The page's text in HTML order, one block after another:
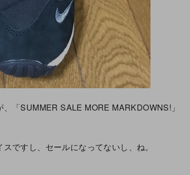
「SUMMER SALE MORE MARKDOWNS!」
ですし、セールになってないし、ね。